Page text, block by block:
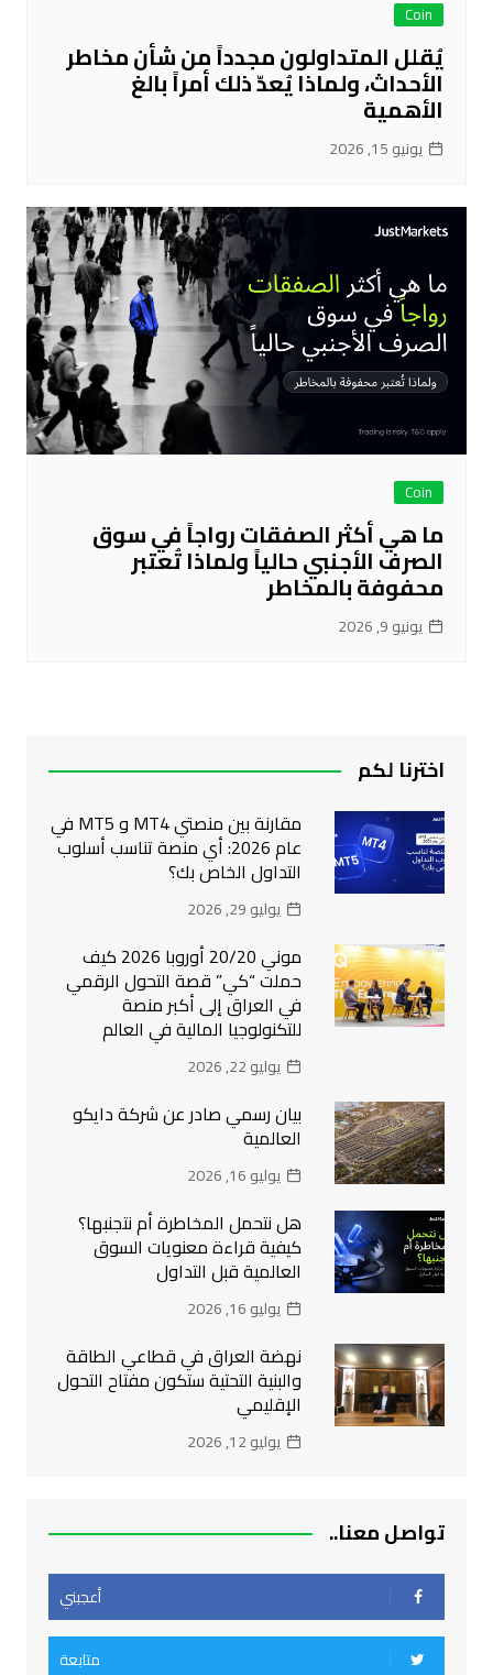
Coin
يُقلل المتداولون مجدداً من شأن مخاطر
الأحداث، ولماذا يُعدّ ذلك أمراً بالغ
الأهمية
يونيو 15, 2026
Coin
ما هي أكثر الصفقات رواجاً في سوق
الصرف الأجنبي حالياً ولماذا تُعتبر
محفوفة بالمخاطر
يونيو 9, 2026
اخترنا لكم
مقارنة بين منصتي MT4 و MT5 في
عام 2026: أي منصة تناسب أسلوب
التداول الخاص بك؟
يوليو 29, 2026
موني 20/20 أوروبا 2026 كيف
حملت “كي” قصة التحول الرقمي
في العراق إلى أكبر منصة
للتكنولوجيا المالية في العالم
يوليو 22, 2026
بيان رسمي صادر عن شركة دايكو
العالمية
يوليو 16, 2026
هل نتحمل المخاطرة أم نتجنبها؟
كيفية قراءة معنويات السوق
العالمية قبل التداول
يوليو 16, 2026
نهضة العراق في قطاعي الطاقة
والبنية التحتية ستكون مفتاح التحول
الإقليمي
يوليو 12, 2026
تواصل معنا..
أعجبني
متابعة